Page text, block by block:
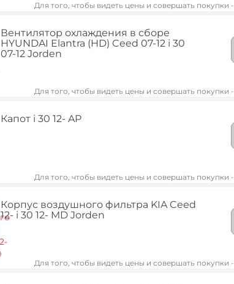
Для того, чтобы видеть цены и совершать покупки -
Вентилятор охлаждения в сборе
HYUNDAI Elantra (HD) Ceed 07-12 i 30
07-12 Jorden
Для того, чтобы видеть цены и совершать покупки -
Капот i 30 12- AP
Для того, чтобы видеть цены и совершать покупки -
Корпус воздушного фильтра KIA Ceed
12- i 30 12- MD Jorden
Для того, чтобы видеть цены и совершать покупки -